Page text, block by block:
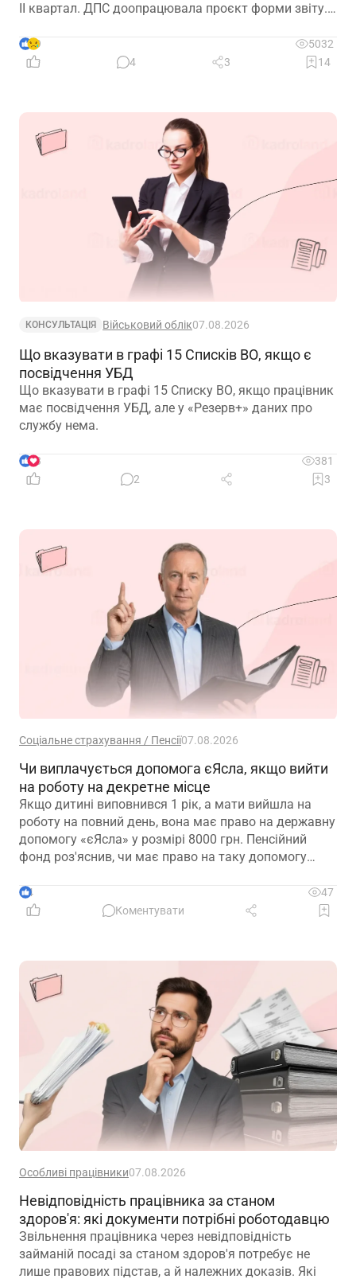
ІІ квартал. ДПС доопрацювала проєкт форми звіту.
далі
9
5032
4
3 14
КОНСУЛЬТАЦІЯ Військовий облік07.08.2026
Що вказувати в графі 15 Списків ВО, якщо є
посвідчення УБД
Що вказувати в графі 15 Списку ВО, якщо працівник
має посвідчення УБД, але у «Резерв+» даних про
службу нема.
3
381
2
3
Соціальне страхування / Пенсії07.08.2026
Чи виплачується допомога єЯсла, якщо вийти
на роботу на декретне місце
Якщо дитині виповнився 1 рік, а мати вийшла на
роботу на повний день, вона має право на державну
допомогу «єЯсла» у розмірі 8000 грн. Пенсійний
фонд роз'яснив, чи має право на таку допомогу
4
47
Коментувати
Особливі працівники07.08.2026
Невідповідність працівника за станом
здоров'я: які документи потрібні роботодавцю
Звільнення працівника через невідповідність
займаній посаді за станом здоров'я потребує не
лише правових підстав, а й належних доказів. Які